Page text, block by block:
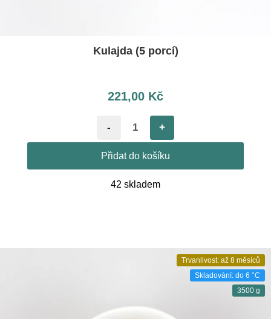
Kulajda (5 porcí)
221,00 Kč
- +
Přidat do košíku
42 skladem
Trvanlivost: až 8 měsíců
Skladování: do 6 °C
3500 g